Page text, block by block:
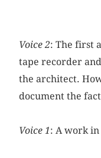
Voice 2: The first
tape recorder
the architect.
document the
Voice 1: A work